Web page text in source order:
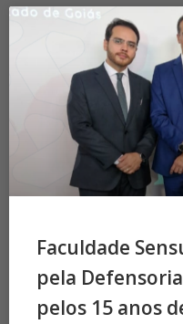
Faculdade
pela
pelos 15 anos